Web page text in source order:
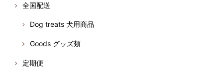
全国配送
Dog treats 犬用商品
Goods グッズ類
定期便